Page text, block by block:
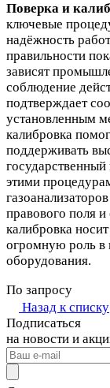
Поверка и
ключевые
надёжность
правильности
зависят
соблюдение
подтверждает
установленным
калибровка
поддерживать
этими
правового поля и
калибровка
огромную роль в
оборудования.
По запросу
Назад к списку
Подписаться
на новости и